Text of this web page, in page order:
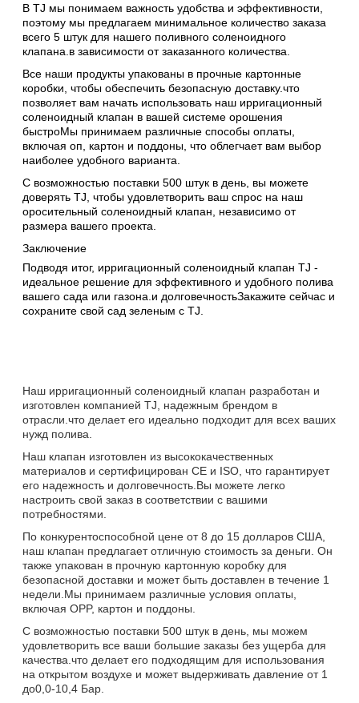
В TJ мы понимаем важность удобства и эффективности,
поэтому мы предлагаем минимальное количество заказа
всего 5 штук для нашего поливного соленоидного
клапана.в зависимости от заказанного количества.
Все наши продукты упакованы в прочные картонные
коробки, чтобы обеспечить безопасную доставку.что
позволяет вам начать использовать наш ирригационный
соленоидный клапан в вашей системе орошения
быстроМы принимаем различные способы оплаты,
включая оп, картон и поддоны, что облегчает вам выбор
наиболее удобного варианта.
С возможностью поставки 500 штук в день, вы можете
доверять TJ, чтобы удовлетворить ваш спрос на наш
оросительный соленоидный клапан, независимо от
размера вашего проекта.
Заключение
Подводя итог, ирригационный соленоидный клапан TJ -
идеальное решение для эффективного и удобного полива
вашего сада или газона.и долговечностьЗакажите сейчас и
сохраните свой сад зеленым с TJ.
Наш ирригационный соленоидный клапан разработан и
изготовлен компанией TJ, надежным брендом в
отрасли.что делает его идеально подходит для всех ваших
нужд полива.
Наш клапан изготовлен из высококачественных
материалов и сертифицирован CE и ISO, что гарантирует
его надежность и долговечность.Вы можете легко
настроить свой заказ в соответствии с вашими
потребностями.
По конкурентоспособной цене от 8 до 15 долларов США,
наш клапан предлагает отличную стоимость за деньги. Он
также упакован в прочную картонную коробку для
безопасной доставки и может быть доставлен в течение 1
недели.Мы принимаем различные условия оплаты,
включая OPP, картон и поддоны.
С возможностью поставки 500 штук в день, мы можем
удовлетворить все ваши большие заказы без ущерба для
качества.что делает его подходящим для использования
на открытом воздухе и может выдерживать давление от 1
до0,0-10,4 Бар.